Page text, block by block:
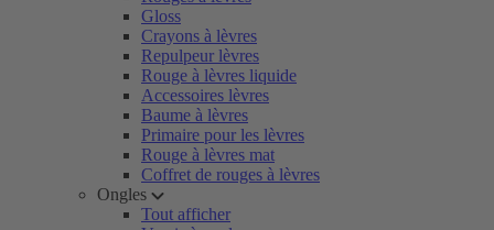
Gloss
Crayons à lèvres
Repulpeur lèvres
Rouge à lèvres liquide
Accessoires lèvres
Baume à lèvres
Primaire pour les lèvres
Rouge à lèvres mat
Coffret de rouges à lèvres
Ongles
Tout afficher